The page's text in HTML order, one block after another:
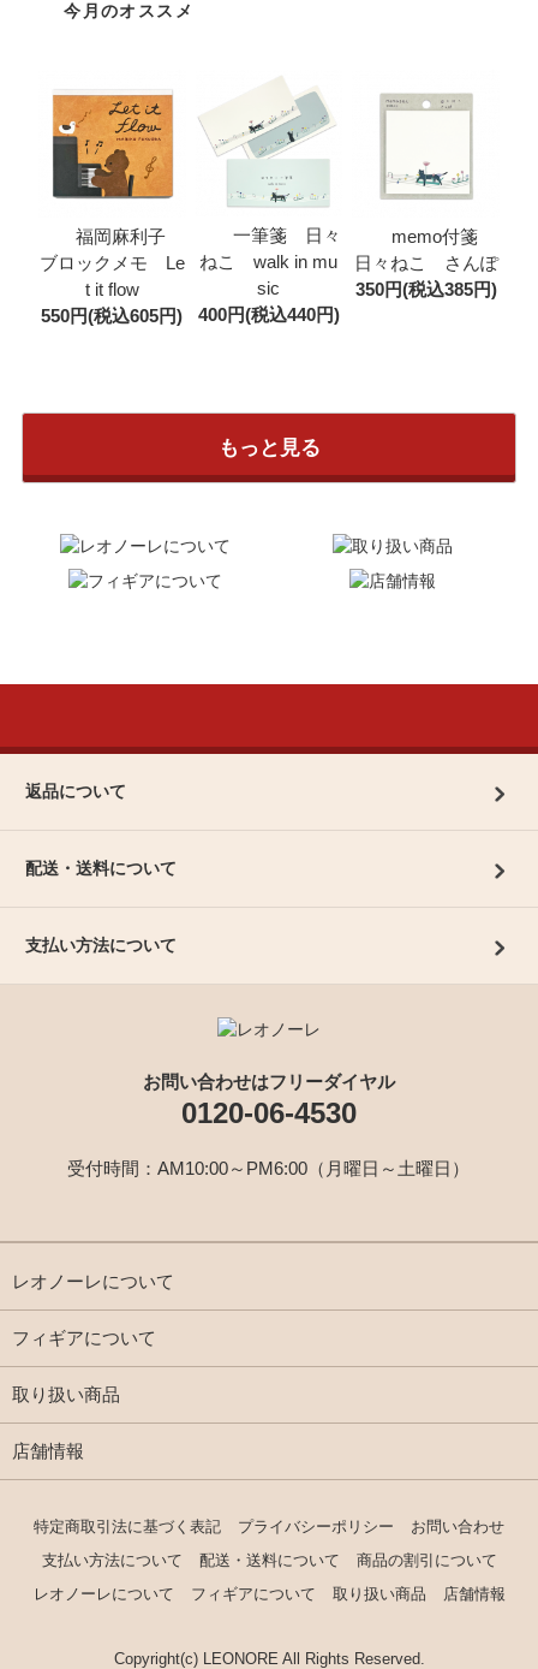
今月のオススメ
福岡麻利子
ブロックメモ Le
t it flow
550円(税込605円)
一筆箋 日々
ねこ walk in mu
sic
400円(税込440円)
memo付箋
日々ねこ さんぽ
350円(税込385円)
もっと見る
返品について
配送・送料について
支払い方法について
お問い合わせはフリーダイヤル
0120-06-4530
受付時間：AM10:00～PM6:00（月曜日～土曜日）
レオノーレについて
フィギアについて
取り扱い商品
店舗情報
特定商取引法に基づく表記 プライバシーポリシー
お問い合わせ
支払い方法について
配送・送料について
商品の割引について
レオノーレについて
フィギアについて 取り扱い商品 店舗情報
Copyright(c) LEONORE All Rights Reserved.